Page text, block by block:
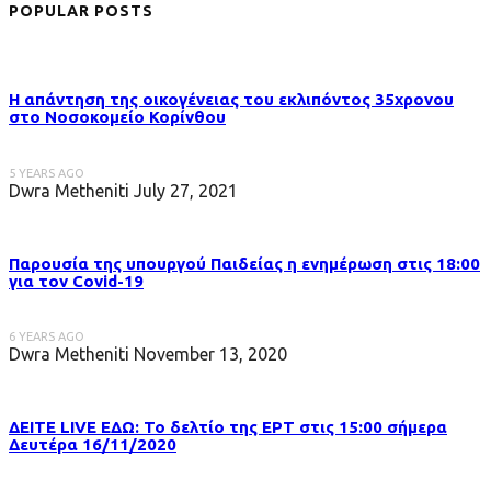
POPULAR POSTS
Η απάντηση της οικογένειας του εκλιπόντος 35χρονου
στo Νοσοκομείο Κορίνθου
5 YEARS AGO
Dwra Metheniti July 27, 2021
Παρουσία της υπουργού Παιδείας η ενημέρωση στις 18:00
για τον Covid-19
6 YEARS AGO
Dwra Metheniti November 13, 2020
ΔΕΙΤΕ LIVE ΕΔΩ: Το δελτίο της ΕΡΤ στις 15:00 σήμερα
Δευτέρα 16/11/2020